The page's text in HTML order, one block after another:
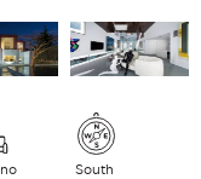
South